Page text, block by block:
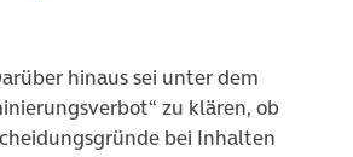
hinaus sei unter dem
zu klären, ob
bei Inhalten